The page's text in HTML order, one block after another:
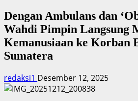
Dengan Ambulans dan
Wahdi Pimpin Langsung
Kemanusiaan ke Korban
Sumatera
redaksi1 Desember 12, 2025